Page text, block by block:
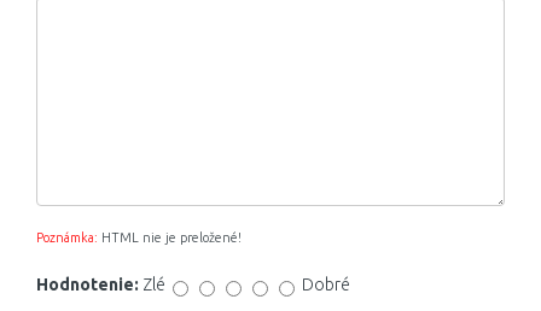
Poznámka: HTML nie je preložené!
Hodnotenie: Zlé Dobré